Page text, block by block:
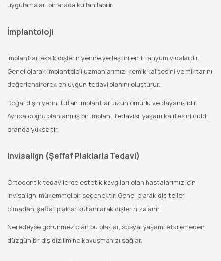
uygulamaları bir arada kullanılabilir.
İmplantoloji
İmplantlar, eksik dişlerin yerine yerleştirilen titanyum vidalardır.
Genel olarak implantoloji uzmanlarımız, kemik kalitesini ve miktarını
değerlendirerek en uygun tedavi planını oluşturur.
Doğal dişin yerini tutan implantlar, uzun ömürlü ve dayanıklıdır.
Ayrıca doğru planlanmış bir implant tedavisi, yaşam kalitesini ciddi
oranda yükseltir.
Invisalign (Şeffaf Plaklarla Tedavi)
Ortodontik tedavilerde estetik kaygıları olan hastalarımız için
Invisalign, mükemmel bir seçenektir. Genel olarak diş telleri
olmadan, şeffaf plaklar kullanılarak dişler hizalanır.
Neredeyse görünmez olan bu plaklar, sosyal yaşamı etkilemeden
düzgün bir diş dizilimine kavuşmanızı sağlar.